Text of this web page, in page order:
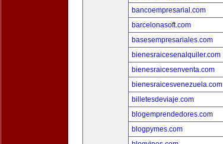
bancoempresarial.com
barcelonasoft.com
basesempresariales.com
bienesraicesenalquiler.com
bienesraicesenventa.com
bienesraicesvenezuela.com
billetesdeviaje.com
blogemprendedores.com
blogpymes.com